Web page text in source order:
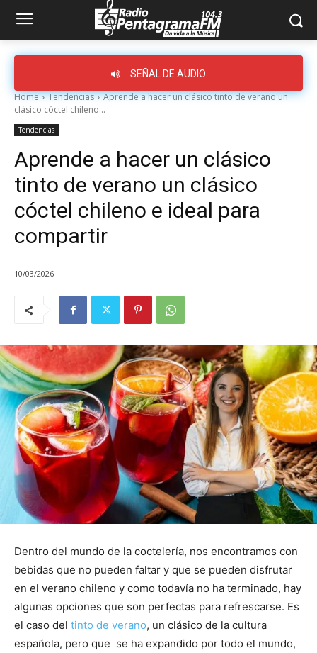
SEÑAL DE AUDIO
Home Tendencias
Aprende a hacer un clásico tinto de verano un
clásico cóctel chileno...
Tendencias
Aprende a hacer un clásico
tinto de verano un clásico
cóctel chileno e ideal para
compartir
10/03/2026
Dentro del mundo de la coctelería, nos encontramos con
bebidas que no pueden faltar y que se pueden disfrutar
en el verano chileno y como todavía no ha terminado, hay
algunas opciones que son perfectas para refrescarse. Es
el caso del tinto de verano, un clásico de la cultura
española, pero que se ha expandido por todo el mundo,